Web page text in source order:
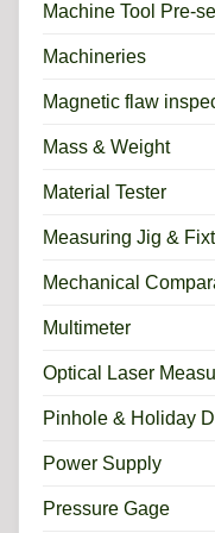
Machine Tool Pre-
Machineries
Magnetic flaw
Mass & Weight
Material Tester
Measuring Jig &
Mechanical
Multimeter
Optical Laser
Pinhole & Holiday
Power Supply
Pressure Gage